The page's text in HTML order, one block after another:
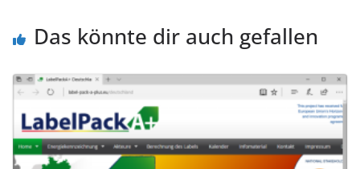
Das könnte dir auch gefallen